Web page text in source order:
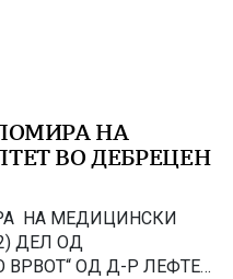
НА
ВО ДЕБРЕЦЕН
НА МЕДИЦИНСКИ
ДЕЛ ОД
OД Д-Р ЛЕФТЕР